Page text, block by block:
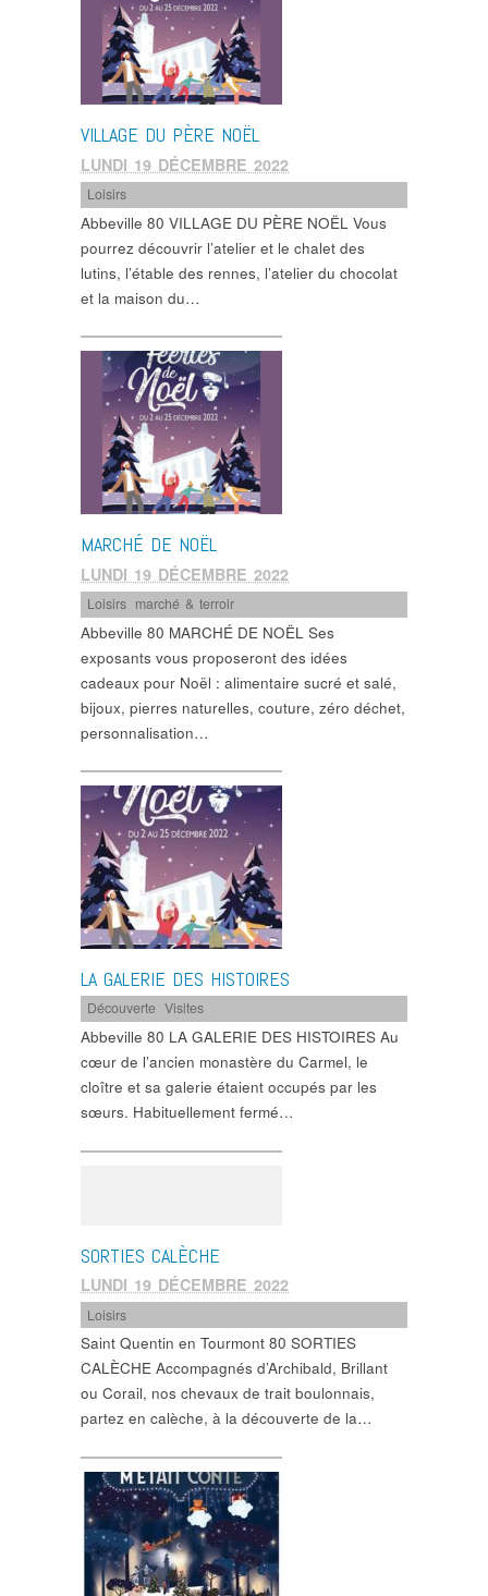
VILLAGE DU PÈRE NOËL
LUNDI 19 DÉCEMBRE 2022
Loisirs
Abbeville 80 VILLAGE DU PÈRE NOËL Vous
pourrez découvrir l’atelier et le chalet des
lutins, l’étable des rennes, l’atelier du chocolat
et la maison du…
MARCHÉ DE NOËL
LUNDI 19 DÉCEMBRE 2022
Loisirs marché & terroir
Abbeville 80 MARCHÉ DE NOËL Ses
exposants vous proposeront des idées
cadeaux pour Noël : alimentaire sucré et salé,
bijoux, pierres naturelles, couture, zéro déchet,
personnalisation…
LA GALERIE DES HISTOIRES
Découverte ,Visites
Abbeville 80 LA GALERIE DES HISTOIRES Au
cœur de l’ancien monastère du Carmel, le
cloître et sa galerie étaient occupés par les
sœurs. Habituellement fermé…
SORTIES CALÈCHE
LUNDI 19 DÉCEMBRE 2022
Loisirs
Saint Quentin en Tourmont 80 SORTIES
CALÈCHE Accompagnés d’Archibald, Brillant
ou Corail, nos chevaux de trait boulonnais,
partez en calèche, à la découverte de la…